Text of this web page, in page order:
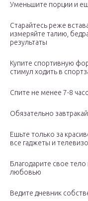
Уменьшите порции и
Старайтесь реже
измеряйте талию,
результаты
Купите спортивную
стимул ходить в
Спите не менее 7-8
Обязательно
Ешьте только за
все гаджеты и
Благодарите свое
любовью
Ведите дневник